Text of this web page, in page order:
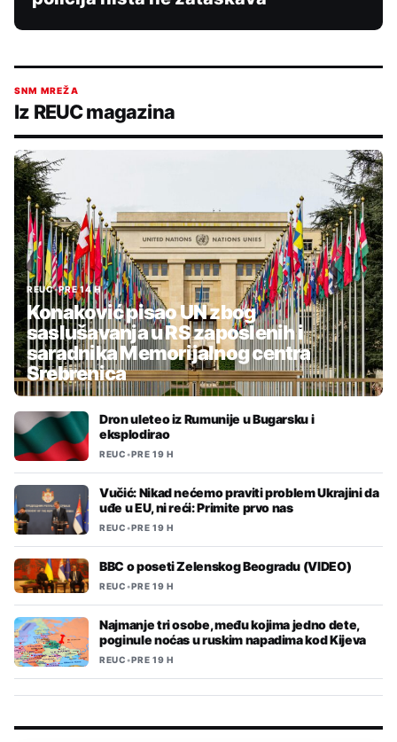
SNM MREŽA
Iz REUC magazina
REUC•PRE 14 H
Konaković pisao UN zbog
saslušavanja u RS zaposlenih i
saradnika Memorijalnog centra
Srebrenica
Dron uleteo iz Rumunije u Bugarsku i
eksplodirao
REUC•PRE 19 H
Vučić: Nikad nećemo praviti problem Ukrajini da
uđe u EU, ni reći: Primite prvo nas
REUC•PRE 19 H
BBC o poseti Zelenskog Beogradu (VIDEO)
REUC•PRE 19 H
Najmanje tri osobe, među kojima jedno dete,
poginule noćas u ruskim napadima kod Kijeva
REUC•PRE 19 H